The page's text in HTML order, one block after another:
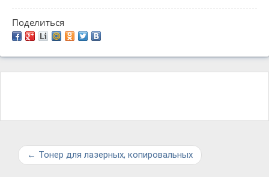
Поделиться
← Тонер для лазерных, копировальных